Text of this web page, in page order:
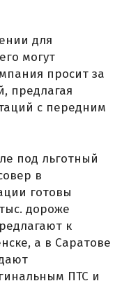
для
могут
просит за
предлагая
с передним
под льготный
в
готовы
дороже
к
а в Саратове
ПТС и